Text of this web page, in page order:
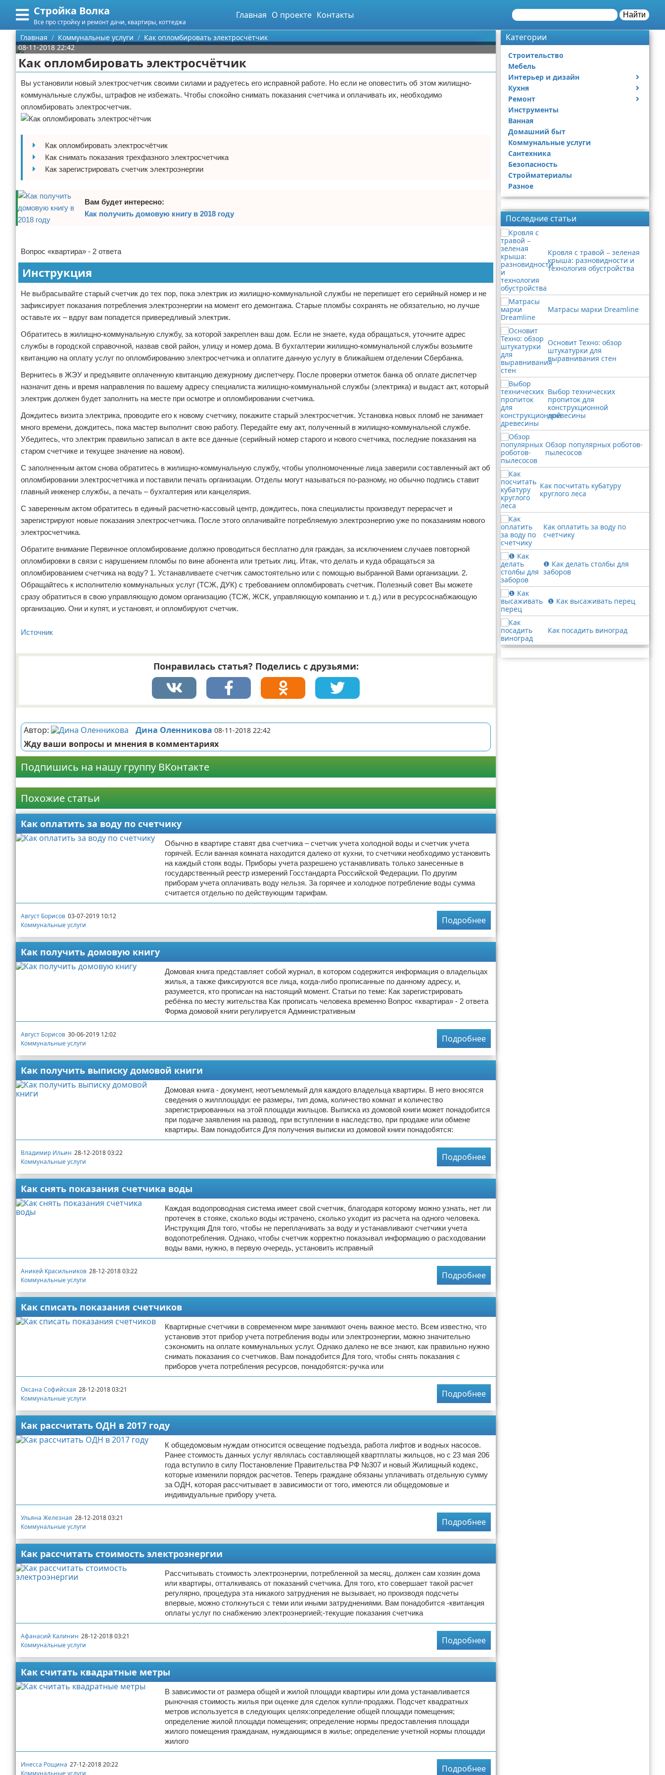
Стройка Волка
Все про стройку и ремонт дачи, квартиры, коттеджа
Главная О проекте Контакты Найти
Меню
Главная
Категории
Строительство
Мебель
Интерьер и дизайн
Дизайн дачи
Дизайн квартиры
Кухня
Посуда
Ремонт
Ремонт дачи
Ремонт квартиры
Инструменты
Ванная
Коммунальные услуги
Сантехника
Безопасность
Стройматериалы
Разное
Поиск
О проекте
Контакты
Сотрудничество
Размещение рекламы
Для правообладателей
Условия предоставления информации
Главная Коммунальные услуги
Как опломбировать электросчётчик
08-11-2018 22:42
Как опломбировать электросчётчик
Вы установили новый электросчетчик своими силами и радуетесь его исправной работе. Но если не оповестить об этом жилищно-
коммунальные службы, штрафов не избежать. Чтобы спокойно снимать показания счетчика и оплачивать их, необходимо
опломбировать электросчетчик.
Как опломбировать электросчётчик
Как снимать показания трехфазного электросчетчика
Как зарегистрировать счетчик электроэнергии
Вам будет интересно:
Как получить домовую книгу в 2018 году
Вопрос «квартира» - 2 ответа
Инструкция
Не выбрасывайте старый счетчик до тех пор, пока электрик из жилищно-коммунальной службы не перепишет его серийный номер и не
зафиксирует показания потребления электроэнергии на момент его демонтажа. Старые пломбы сохранять не обязательно, но лучше
оставьте их – вдруг вам попадется привередливый электрик.
Обратитесь в жилищно-коммунальную службу, за которой закреплен ваш дом. Если не знаете, куда обращаться, уточните адрес
службы в городской справочной, назвав свой район, улицу и номер дома. В бухгалтерии жилищно-коммунальной службы возьмите
квитанцию на оплату услуг по опломбированию электросчетчика и оплатите данную услугу в ближайшем отделении Сбербанка.
Вернитесь в ЖЭУ и предъявите оплаченную квитанцию дежурному диспетчеру. После проверки отметок банка об оплате диспетчер
назначит день и время направления по вашему адресу специалиста жилищно-коммунальной службы (электрика) и выдаст акт, который
электрик должен будет заполнить на месте при осмотре и опломбировании счетчика.
Дождитесь визита электрика, проводите его к новому счетчику, покажите старый электросчетчик. Установка новых пломб не занимает
много времени, дождитесь, пока мастер выполнит свою работу. Передайте ему акт, полученный в жилищно-коммунальной службе.
Убедитесь, что электрик правильно записал в акте все данные (серийный номер старого и нового счетчика, последние показания на
старом счетчике и текущее значение на новом).
С заполненным актом снова обратитесь в жилищно-коммунальную службу, чтобы уполномоченные лица заверили составленный акт об
опломбировании электросчетчика и поставили печать организации. Отделы могут называться по-разному, но обычно подпись ставит
главный инженер службы, а печать – бухгалтерия или канцелярия.
С заверенным актом обратитесь в единый расчетно-кассовый центр, дождитесь, пока специалисты произведут перерасчет и
зарегистрируют новые показания электросчетчика. После этого оплачивайте потребляемую электроэнергию уже по показаниям нового
электросчетчика.
Обратите внимание Первичное опломбирование должно проводиться бесплатно для граждан, за исключением случаев повторной
опломбировки в связи с нарушением пломбы по вине абонента или третьих лиц. Итак, что делать и куда обращаться за
опломбированием счетчика на воду? 1. Устанавливаете счетчик самостоятельно или с помощью выбранной Вами организации. 2.
Обращайтесь к исполнителю коммунальных услуг (ТСЖ, ДУК) с требованием опломбировать счетчик. Полезный совет Вы можете
сразу обратиться в свою управляющую домом организацию (ТСЖ, ЖСК, управляющую компанию и т. д.) или в ресурсоснабжающую
организацию. Они и купят, и установят, и опломбируют счетчик.
Источник
Понравилась статья? Поделись с друзьями:
Автор: Дина Оленникова 08-11-2018 22:42
Жду ваши вопросы и мнения в комментариях
Подпишись на нашу группу ВКонтакте
Похожие статьи
Как оплатить за воду по счетчику
Обычно в квартире ставят два счетчика – счетчик учета холодной воды и счетчик учета
горячей. Если ванная комната находится далеко от кухни, то счетчики необходимо установить
на каждый стояк воды. Приборы учета разрешено устанавливать только занесенные в
государственный реестр измерений Госстандарта Российской Федерации. По другим
приборам учета оплачивать воду нельзя. За горячее и холодное потребление воды сумма
считается отдельно по действующим тарифам.
Август Борисов 03-07-2019 10:12
Коммунальные услуги
Подробнее
Как получить домовую книгу
Домовая книга представляет собой журнал, в котором содержится информация о владельцах
жилья, а также фиксируются все лица, когда-либо прописанные по данному адресу, и,
разумеется, кто прописан на настоящий момент. Статьи по теме: Как зарегистрировать
ребёнка по месту жительства Как прописать человека временно Вопрос «квартира» - 2 ответа
Форма домовой книги регулируется Административным
Август Борисов 30-06-2019 12:02
Коммунальные услуги
Подробнее
Как получить выписку домовой книги
Домовая книга - документ, неотъемлемый для каждого владельца квартиры. В него вносятся
сведения о жилплощади: ее размеры, тип дома, количество комнат и количество
зарегистрированных на этой площади жильцов. Выписка из домовой книги может понадобится
при подаче заявления на развод, при вступлении в наследство, при продаже или обмене
квартиры. Вам понадобится Для получения выписки из домовой книги понадобятся:
Владимир Ильин 28-12-2018 03:22
Коммунальные услуги
Подробнее
Как снять показания счетчика воды
Каждая водопроводная система имеет свой счетчик, благодаря которому можно узнать, нет ли
протечек в стояке, сколько воды истрачено, сколько уходит из расчета на одного человека.
Инструкция Для того, чтобы не переплачивать за воду и устанавливают счетчики учета
водопотребления. Однако, чтобы счетчик корректно показывал информацию о расходовании
воды вами, нужно, в первую очередь, установить исправный
Аникей Красильников 28-12-2018 03:22
Коммунальные услуги
Подробнее
Как списать показания счетчиков
Квартирные счетчики в современном мире занимают очень важное место. Всем известно, что
установив этот прибор учета потребления воды или электроэнергии, можно значительно
сэкономить на оплате коммунальных услуг. Однако далеко не все знают, как правильно нужно
снимать показания со счетчиков. Вам понадобится Для того, чтобы снять показания с
приборов учета потребления ресурсов, понадобятся:-ручка или
Оксана Софийская 28-12-2018 03:21
Коммунальные услуги
Подробнее
Как рассчитать ОДН в 2017 году
К общедомовым нуждам относится освещение подъезда, работа лифтов и водных насосов.
Ранее стоимость данных услуг являлась составляющей квартплаты жильцов, но с 23 мая 206
года вступило в силу Постановление Правительства РФ №307 и новый Жилищный кодекс,
которые изменили порядок расчетов. Теперь граждане обязаны уплачивать отдельную сумму
за ОДН, которая рассчитывает в зависимости от того, имеются ли общедомовые и
индивидуальные прибору учета.
Ульяна Железная 28-12-2018 03:21
Коммунальные услуги
Подробнее
Как рассчитать стоимость электроэнергии
Рассчитывать стоимость электроэнергии, потребленной за месяц, должен сам хозяин дома
или квартиры, отталкиваясь от показаний счетчика. Для того, кто совершает такой расчет
регулярно, процедура эта никакого затруднения не вызывает, но производя подсчеты
впервые, можно столкнуться с теми или иными затруднениями. Вам понадобится -квитанция
оплаты услуг по снабжению электроэнергией;-текущие показания счетчика
Афанасий Калинин 28-12-2018 03:21
Коммунальные услуги
Подробнее
Как считать квадратные метры
В зависимости от размера общей и жилой площади квартиры или дома устанавливается
рыночная стоимость жилья при оценке для сделок купли-продажи. Подсчет квадратных
метров используется в следующих целях:определение общей площади помещения;
определение жилой площади помещения; определение нормы предоставления площади
жилого помещения гражданам, нуждающимся в жилье; определение учетной нормы площади
жилого
Инесса Рощина 27-12-2018 20:22
Коммунальные услуги
Подробнее
Категории
Строительство
Мебель
Интерьер и дизайн
Дизайн дачи
Дизайн квартиры
Кухня
Посуда
Ремонт
Ремонт дачи
Ремонт квартиры
Инструменты
Ванная
Домашний быт
Коммунальные услуги
Сантехника
Безопасность
Стройматериалы
Разное
Последние статьи
Кровля с травой − зеленая
крыша: разновидности и
технология обустройства
Матрасы марки Dreamline
Основит Техно: обзор
штукатурки для
выравнивания стен
Выбор технических
пропиток для
конструкционной
древесины
Обзор популярных роботов-
пылесосов
Как посчитать кубатуру
круглого леса
Как оплатить за воду по
счетчику
❶ Как делать столбы для
заборов
❶ Как высаживать перец
Как посадить виноград